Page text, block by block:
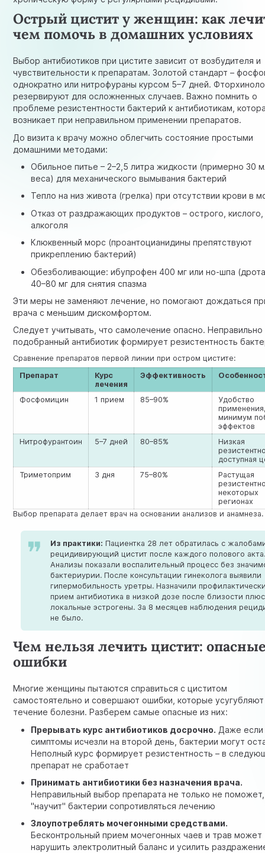
Острый цистит у женщин: как
чем помочь в домашних условиях
Выбор антибиотиков при цистите зависит от возбудителя и
чувствительности к препаратам. Золотой стандарт –
однократно или нитрофураны курсом 5–7 дней.
резервируют для осложненных случаев. Важно помнить о
проблемерезистентности бактерий к антибиотикам ,
возникает при неправильном применении препаратов.
До визита к врачу можно облегчить состояние простыми
домашними методами:
Обильное питье – 2–2,5 литра жидкости (примерно 30
веса) для механического вымывания бактерий
Тепло на низ живота (грелка) при отсутствии крови в
Отказ от раздражающих продуктов – острого, кислого,
алкоголя
Клюквенный морс (проантоцианидины препятствуют
прикреплению бактерий)
Обезболивающие: ибупрофен 400 мг или но-шпа
40–80 мг для снятия спазма
Эти меры не заменяют лечение, но помогают дождаться
врача с меньшим дискомфортом.
Следует учитывать, что самолечение опасно. Неправильно
подобранный антибиотик формирует резистентность
Сравнение препаратов первой линии при остром цистите:
Препарат
Курс
лечения
Эффективность
Фосфомицин 1 прием 85–90%
Удобство
минимум
эффектов
Нитрофурантоин
5–7 дней 80–85%
Низкая
доступная
Триметоприм
3 дня 75–80%
Растущая
некоторых
регионах
Выбор препарата делает врач на основании анализов и анамнеза.
Из практики: Пациентка 28 лет обратилась с
рецидивирующий цистит после каждого полового
Анализы показали воспалительный процесс без
бактериурии. После консультации гинеколога выявили
гипермобильность уретры. Назначили
прием антибиотика в низкой дозе после близости плюс
локальные эстрогены. За 8 месяцев наблюдения
не было.
Чем нельзя лечить цистит:
ошибки
Многие женщины пытаются справиться с циститом
самостоятельно и совершают ошибки, которые усугубляют
течение болезни. Разберем самые опасные из них:
Прерывать курс антибиотиков досрочно. Даже если
симптомы исчезли на второй день, бактерии могут
Неполный курс формирует резистентность – в
препарат не сработает
Принимать антибиотики без назначения врача.
Неправильный выбор препарата не только не
"научит" бактерии сопротивляться лечению
Злоупотреблять мочегонными средствами.
Бесконтрольный прием мочегонных чаев и трав может
нарушить электролитный баланс и усилить